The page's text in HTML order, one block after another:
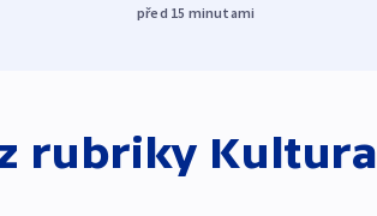
před 15 minutami
rubriky Kultura